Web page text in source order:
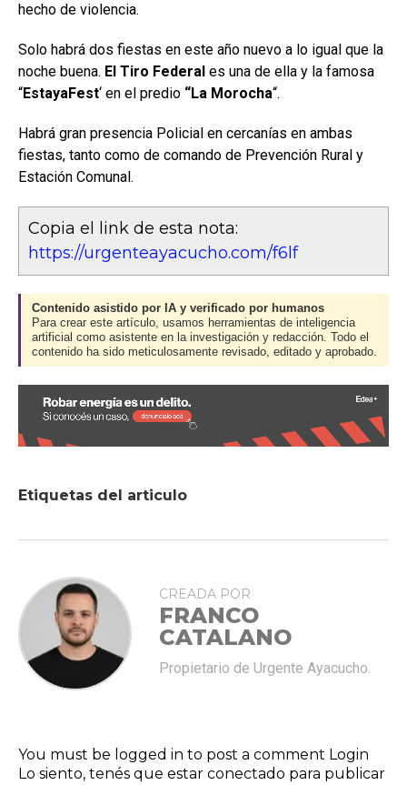
hecho de violencia.
Solo habrá dos fiestas en este año nuevo a lo igual que la
noche buena. El Tiro Federal es una de ella y la famosa
“EstayaFest‘ en el predio “La Morocha“.
Habrá gran presencia Policial en cercanías en ambas
fiestas, tanto como de comando de Prevención Rural y
Estación Comunal.
Copia el link de esta nota:
https://urgenteayacucho.com/f6lf
Contenido asistido por IA y verificado por humanos
Para crear este artículo, usamos herramientas de inteligencia
artificial como asistente en la investigación y redacción. Todo el
contenido ha sido meticulosamente revisado, editado y aprobado.
Etiquetas del articulo
CREADA POR
FRANCO
CATALANO
Propietario de Urgente Ayacucho.
You must be logged in to post a comment Login
Lo siento, tenés que estar conectado para publicar